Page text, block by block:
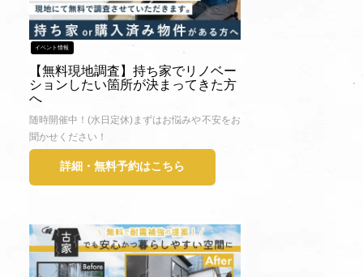
イベント情報
【無料現地調査】持ち家でリノベー
ションしたい箇所が決まってきた方
へ
随時開催中！(水日定休)まずはお悩みや不安をお
聞かせください！
詳細・無料予約はこちら